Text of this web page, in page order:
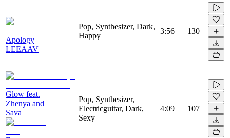
Apology
LEEAAV
Pop, Synthesizer, Dark,
Happy
3:56 130
Glow feat.
Zhenya and
Sava
Pop, Synthesizer,
Electricguitar, Dark,
Sexy
4:09 107